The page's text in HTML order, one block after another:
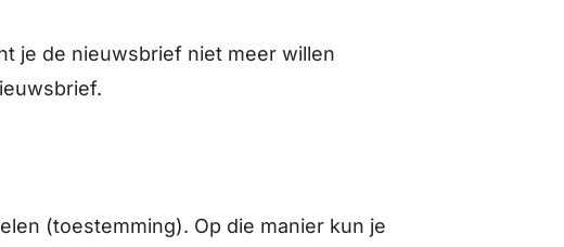
je de nieuwsbrief niet meer willen
(toestemming). Op die manier kun je